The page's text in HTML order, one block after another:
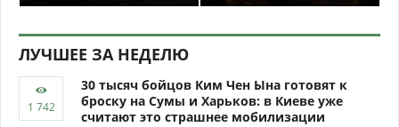
ЛУЧШЕЕ ЗА НЕДЕЛЮ
30 тысяч бойцов Ким Чен Ына готовят к
броску на Сумы и Харьков: в Киеве уже
считают это страшнее мобилизации